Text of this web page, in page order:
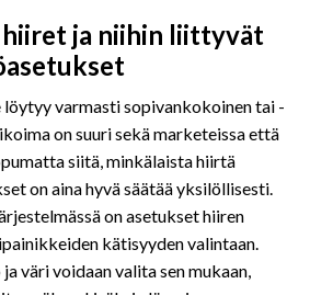
ja niihin liittyvät
varmasti sopivankokoinen tai -
on suuri sekä marketeissa että
siitä, minkälaista hiirtä
on aina hyvä säätää yksilöllisesti.
on asetukset hiiren
kätisyyden valintaan.
väri voidaan valita sen mukaan,